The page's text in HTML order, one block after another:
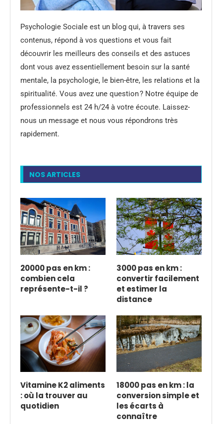
Psychologie Sociale est un blog qui, à travers ses
contenus, répond à vos questions et vous fait
découvrir les meilleurs des conseils et des astuces
dont vous avez essentiellement besoin sur la santé
mentale, la psychologie, le bien-être, les relations et la
spiritualité. Vous avez une question ? Notre équipe de
professionnels est 24 h/24 à votre écoute. Laissez-
nous un message et nous vous répondrons très
rapidement.
NOS ARTICLES
20000 pas en km :
combien cela
représente-t-il ?
3000 pas en km :
convertir facilement
et estimer la
distance
Vitamine K2 aliments
: où la trouver au
quotidien
18000 pas en km : la
conversion simple et
les écarts à
connaître